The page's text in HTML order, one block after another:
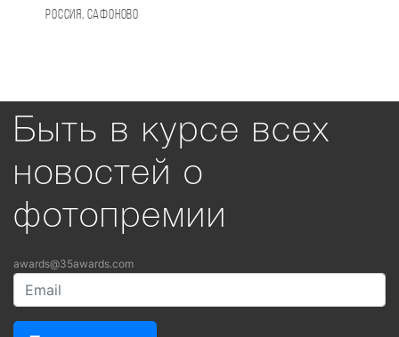
Россия, Сафоново
Быть в курсе всех
новостей о
фотопремии
awards@35awards.com